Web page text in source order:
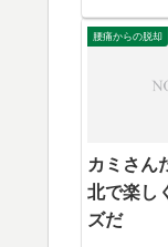
腰痛からの脱却
カミさん
北で楽し
ズだ